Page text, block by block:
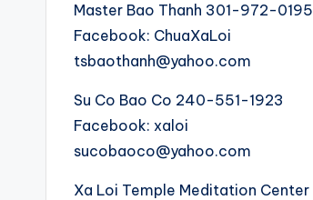
Master Bao Thanh 301-972-0195
Facebook: ChuaXaLoi
tsbaothanh@yahoo.com
Su Co Bao Co 240-551-1923
Facebook: xaloi
sucobaoco@yahoo.com
Xa Loi Temple Meditation Center